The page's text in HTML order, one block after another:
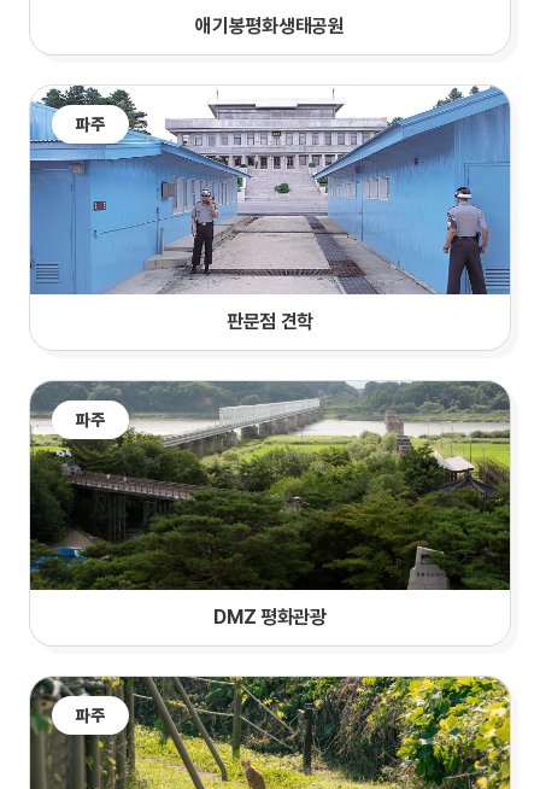
애기봉평화생태공원
파주
판문점 견학
파주
DMZ 평화관광
파주